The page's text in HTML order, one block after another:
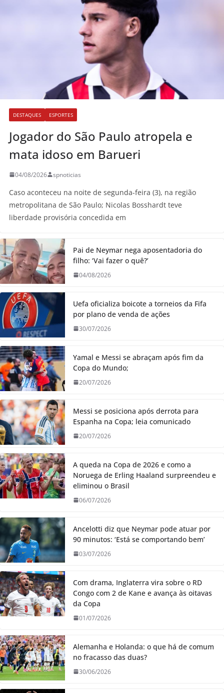
DESTAQUES ESPORTES
Jogador do São Paulo atropela e
mata idoso em Barueri
04/08/2026 spnoticias
Caso aconteceu na noite de segunda-feira (3), na região
metropolitana de São Paulo; Nicolas Bosshardt teve
liberdade provisória concedida em
Pai de Neymar nega aposentadoria do
filho: ‘Vai fazer o quê?’
04/08/2026
Uefa oficializa boicote a torneios da Fifa
por plano de venda de ações
30/07/2026
Yamal e Messi se abraçam após fim da
Copa do Mundo;
20/07/2026
Messi se posiciona após derrota para
Espanha na Copa; leia comunicado
20/07/2026
A queda na Copa de 2026 e como a
Noruega de Erling Haaland surpreendeu e
eliminou o Brasil
06/07/2026
Ancelotti diz que Neymar pode atuar por
90 minutos: ‘Está se comportando bem’
03/07/2026
Com drama, Inglaterra vira sobre o RD
Congo com 2 de Kane e avança às oitavas
da Copa
01/07/2026
Alemanha e Holanda: o que há de comum
no fracasso das duas?
30/06/2026